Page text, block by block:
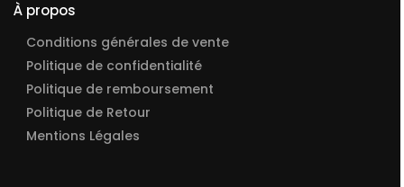
À propos
Conditions générales de vente
Politique de confidentialité
Politique de remboursement
Politique de Retour
Mentions Légales